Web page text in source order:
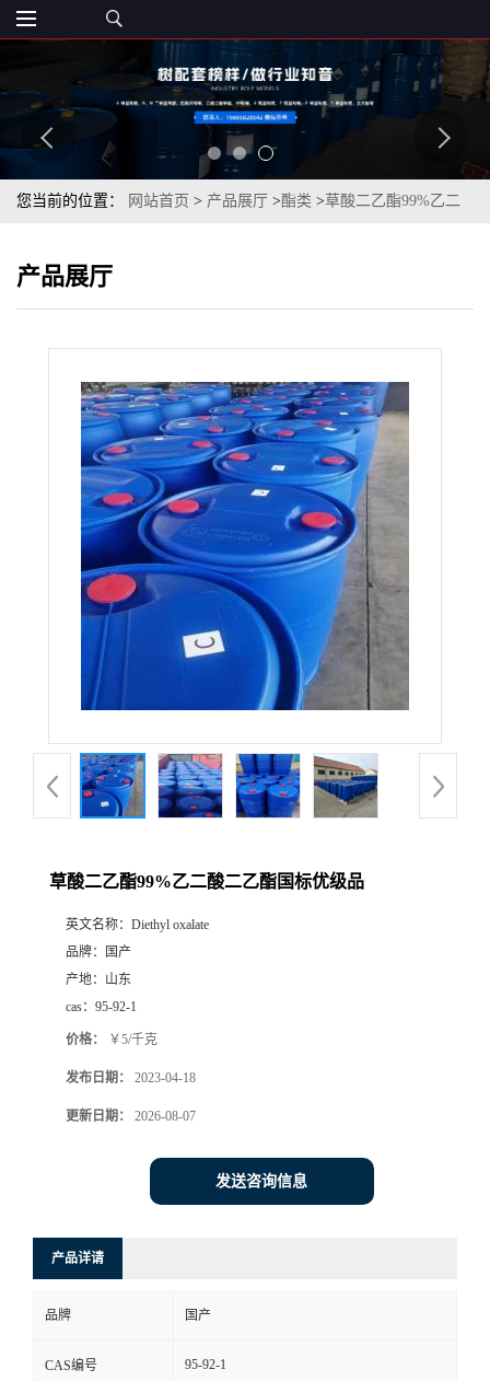
您当前的位置： 网站首页 > 产品展厅 >酯类 >草酸二乙酯99%乙二
产品展厅
草酸二乙酯99%乙二酸二乙酯国标优级品
英文名称： Diethyl oxalate
品牌：
国产
产地： 山东
cas： 95-92-1
价格： ￥5/千克
发布日期： 2023-04-18
更新日期： 2026-08-07
发送咨询信息
产品详请
品牌 国产
CAS编号 95-92-1